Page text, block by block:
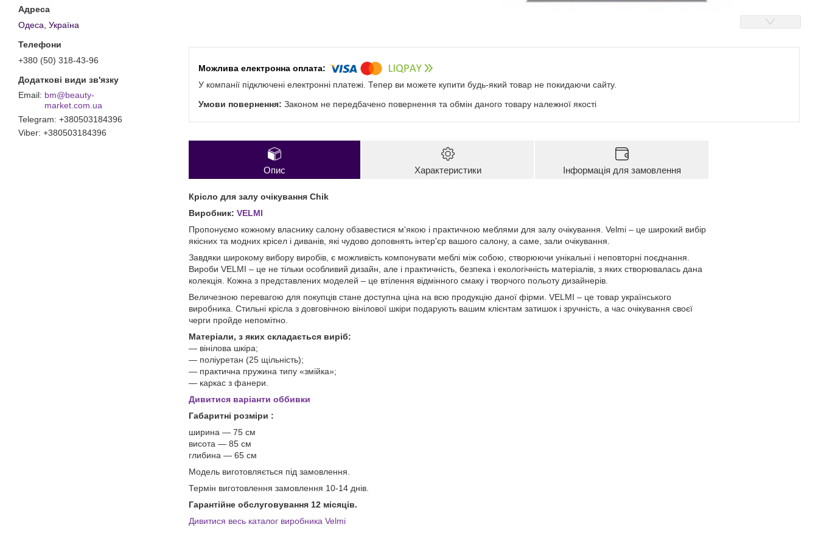
Одеса, Україна
+380 (50) 318-43-96
bm@beauty-
market.com.ua
Telegram +380503184396
Viber +380503184396
У компанії підключені електронні платежі. Тепер ви можете купити будь-який товар не покидаючи сайту.
Законом не передбачено повернення та обмін даного товару належної якості
Опис Характеристики Інформація для замовлення
Крісло для залу очікування Chik
Виробник: VELMI
Пропонуємо кожному власнику салону обзавестися м'якою і практичною меблями для залу очікування. Velmi – це широкий вибір
якісних та модних крісел і диванів, які чудово доповнять інтер'єр вашого салону, а саме, зали очікування.
Завдяки широкому вибору виробів, є можливість компонувати меблі між собою, створюючи унікальні і неповторні поєднання.
Вироби VELMI – це не тільки особливий дизайн, але і практичність, безпека і екологічність матеріалів, з яких створювалась дана
колекція. Кожна з представлених моделей – це втілення відмінного смаку і творчого польоту дизайнерів.
Величезною перевагою для покупців стане доступна ціна на всю продукцію даної фірми. VELMI – це товар українського
виробника. Стильні крісла з довговічною вінілової шкіри подарують вашим клієнтам затишок і зручність, а час очікування своєї
черги пройде непомітно.
Матеріали, з яких складається виріб:
― вінілова шкіра;
― поліуретан (25 щільність);
― практична пружина типу «змійка»;
― каркас з фанери.
Дивитися варіанти оббивки
Габаритні розміри :
ширина ― 75 см
висота ― 85 см
глибина ― 65 см
Модель виготовляється під замовлення.
Термін виготовлення замовлення 10-14 днів.
Гарантійне обслуговування 12 місяців.
Дивитися весь каталог виробника Velmi